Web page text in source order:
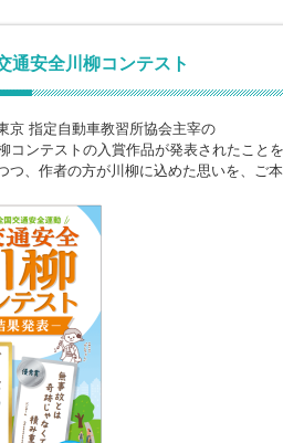
安全川柳コンテスト
指定自動車教習所協会主宰の
コンテストの入賞作品が発表されたこと
つ、作者の方が川柳に込めた思いを、ご